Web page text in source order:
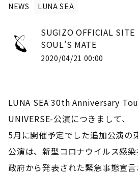
NEWS LUNA SEA
SUGIZO OFFICIAL SITE
SOUL'S MATE
2020/04/21 00:00
LUNA SEA 30th Anniversary
UNIVERSE-公演につきまして、
5月に開催予定でした追加公演の
公演は、新型コロナウイルス感染
政府から発表された緊急事態宣